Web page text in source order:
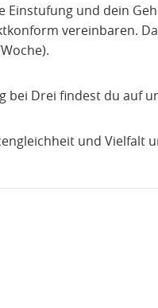
Einstufung und dein
vereinbaren.
bei Drei findest du auf
und Vielfalt